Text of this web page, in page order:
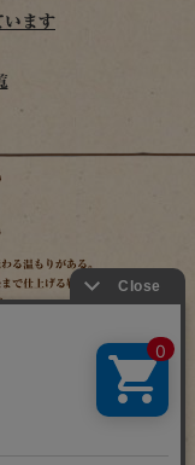
います
る温もりがある。
で仕上げる鞄作り。
。